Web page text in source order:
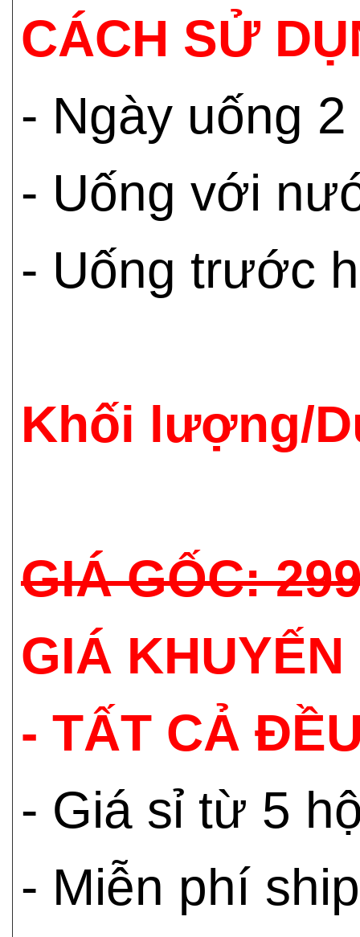
CÁCH SỬ
- Ngày uống
- Uống với
- Uống trước
Khối lượng/
GIÁ GỐC:
GIÁ
- TẤT CẢ
- Giá sỉ từ 5
- Miễn phí